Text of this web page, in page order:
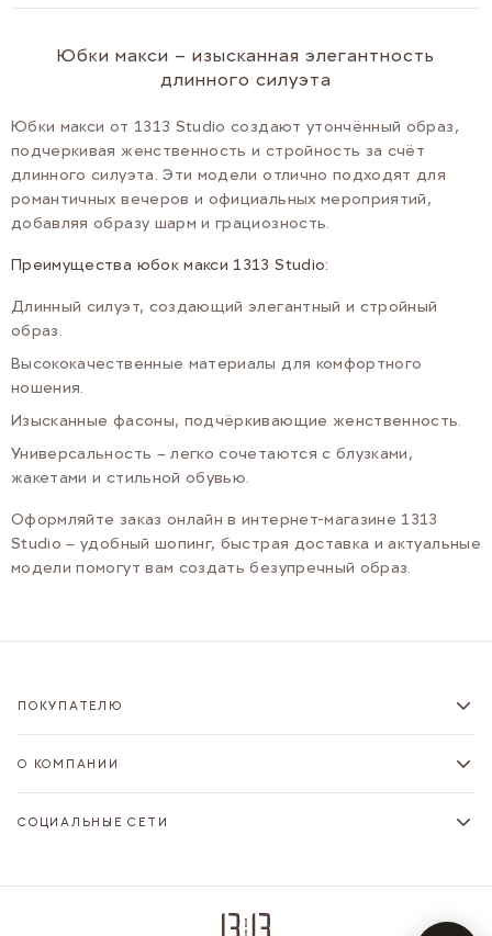
Юбки макси – изысканная элегантность
длинного силуэта
Юбки макси от 1313 Studio создают утончённый образ,
подчеркивая женственность и стройность за счёт
длинного силуэта. Эти модели отлично подходят для
романтичных вечеров и официальных мероприятий,
добавляя образу шарм и грациозность.
Преимущества юбок макси 1313 Studio:
Длинный силуэт, создающий элегантный и стройный
образ.
Высококачественные материалы для комфортного
ношения.
Изысканные фасоны, подчёркивающие женственность.
Универсальность – легко сочетаются с блузками,
жакетами и стильной обувью.
Оформляйте заказ онлайн в интернет-магазине 1313
Studio – удобный шопинг, быстрая доставка и актуальные
модели помогут вам создать безупречный образ.
ПОКУПАТЕЛЮ
О КОМПАНИИ
СОЦИАЛЬНЫЕ СЕТИ